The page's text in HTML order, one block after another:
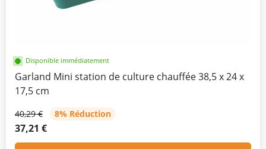
Disponible immédiatement
Garland Mini station de culture chauffée 38,5 x 24 x
17,5 cm
40,29 € 8% Réduction
37,21 €